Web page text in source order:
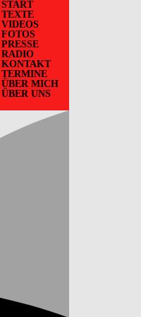
START
TEXTE
VIDEOS
FOTOS
PRESSE
RADIO
KONTAKT
TERMINE
ÜBER MICH
ÜBER UNS